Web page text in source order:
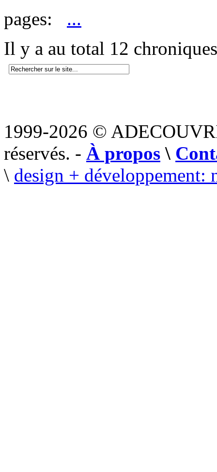
pages: ...
Il y a au total 12 chroniques
1999-2026 ©
réservés. - À propos \
\ design + développement: